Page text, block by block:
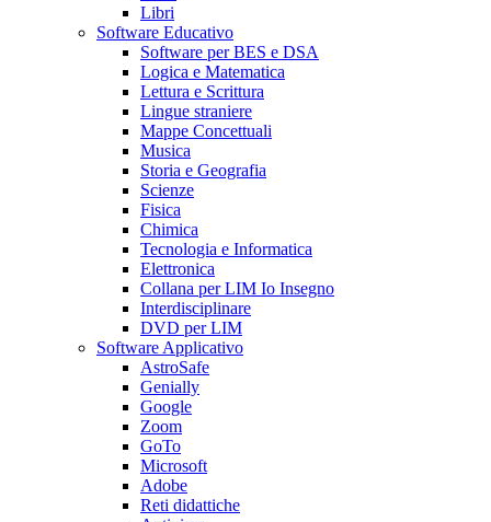
Libri
Software Educativo
Software per BES e DSA
Logica e Matematica
Lettura e Scrittura
Lingue straniere
Mappe Concettuali
Musica
Storia e Geografia
Scienze
Fisica
Chimica
Tecnologia e Informatica
Elettronica
Collana per LIM Io Insegno
Interdisciplinare
DVD per LIM
Software Applicativo
AstroSafe
Genially
Google
Zoom
GoTo
Microsoft
Adobe
Reti didattiche